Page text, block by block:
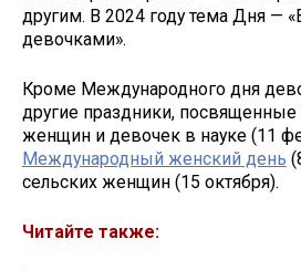
другим. В 2024 году тема Дня —
девочками».
Кроме Международного дня
другие праздники,
женщин и девочек в науке (11
Международный женский день
сельских женщин (15 октября).
Читайте также: